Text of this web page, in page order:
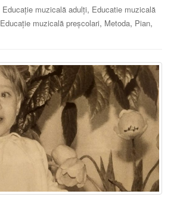
Educație muzicală adulți, Educatie muzicală
Educație muzicală preșcolari, Metoda, Pian,